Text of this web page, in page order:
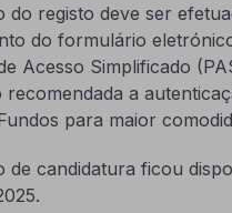
do registo deve ser
do formulário
Acesso Simplificado
recomendada a
para maior
de candidatura ficou